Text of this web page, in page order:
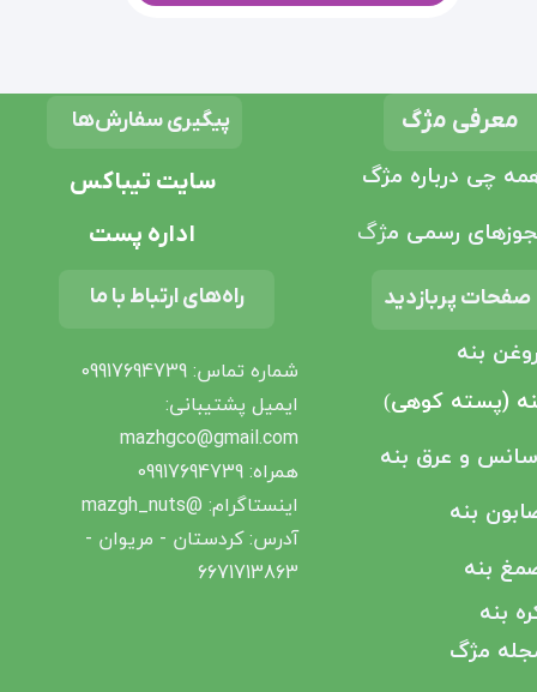
راه‌های ارتباط با ما
شماره تماس: 09917694739
ایمیل پشتیبانی‌:
mazhgco@gmail.com
همراه: 09917694739
اینستاگرام: @mazgh_nuts
آدرس: کردستان - مریوان -
6671713863​​​​​​​
پیگیری سفارش‌ها
سایت تیباکس
اداره پست
صفحات پربازدید
بنه
(پسته کوهی)
و عرق بنه
بنه
بنه
بنه
مژگ
معرفی مژگ
چی درباره مژگ
رسمی مژگ